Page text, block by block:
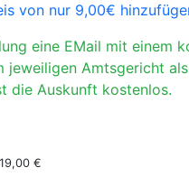
von nur 9,00€
eine EMail mit einem
jeweiligen Amtsgericht
die Auskunft kostenlos.
19,00 €